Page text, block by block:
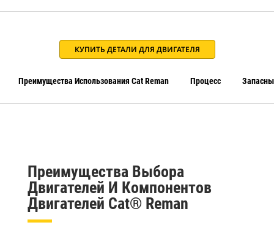
КУПИТЬ ДЕТАЛИ ДЛЯ ДВИГАТЕЛЯ
Преимущества Использования Cat Reman Процесс
Преимущества Выбора
Двигателей И Компонентов
Двигателей Cat® Reman